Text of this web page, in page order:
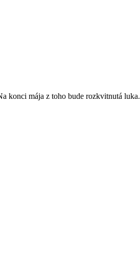
konci mája z toho bude rozkvitnutá luka.